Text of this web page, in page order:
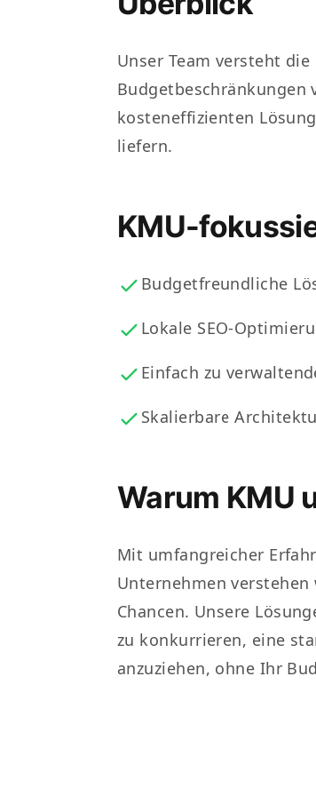
Unser Team versteht
Budgetbeschränkungen
kosteneffizienten
liefern.
KMU-
Budgetfreundliche
Lokale SEO-
Einfach zu
Skalierbare
Warum KMU
Mit umfangreicher
Unternehmen
Chancen. Unsere
zu konkurrieren, eine
anzuziehen, ohne Ihr